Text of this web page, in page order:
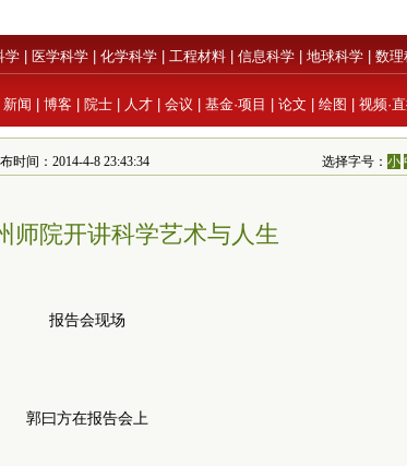
学 医学科学 化学科学 工程材料 信息科学 地球科学 数理
新闻 博客 院士 人才 会议 基金·项目 论文 绘图 视频·
时间：2014-4-8 23:43:34 选择字号：小
师院开讲科学艺术与人生
报告会现场
郭曰方在报告会上